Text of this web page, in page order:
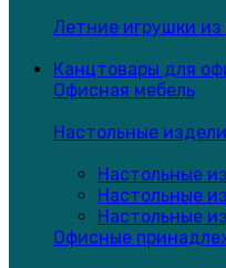
Летние игрушки из
Канцтовары для
Офисная мебель
Настольные
Настольные
Настольные
Настольные
Офисные